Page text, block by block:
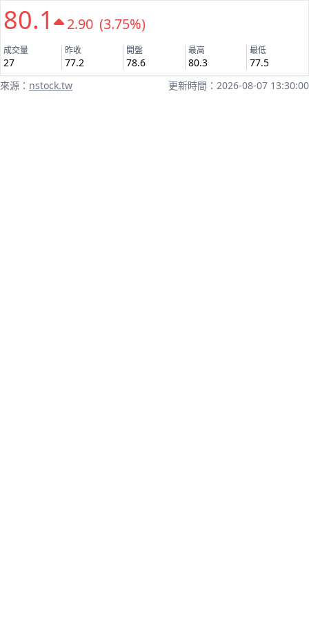
80.1 2.90 (3.75%)
成交量
27
昨收
77.2
開盤
78.6
最高
80.3
最低
77.5
來源： nstock.tw 更新時間：2026-08-07 13:30:00